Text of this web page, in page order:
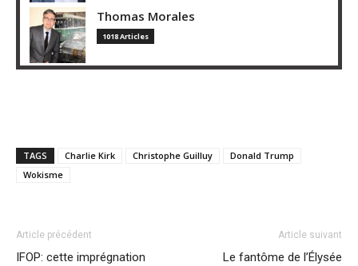
Thomas Morales
1018 Articles
TAGS Charlie Kirk Christophe Guilluy
Donald Trump
Wokisme
Article précédent
IFOP: cette imprégnation
Article suivant
Le fantôme de l’Élysée